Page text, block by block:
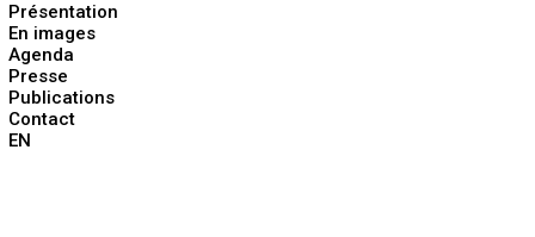
Présentation
En images
Agenda
Presse
Publications
Contact
EN